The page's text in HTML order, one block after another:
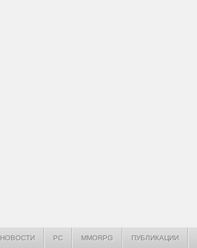
НОВОСТИ PC MMORPG ПУБЛИКАЦИИ